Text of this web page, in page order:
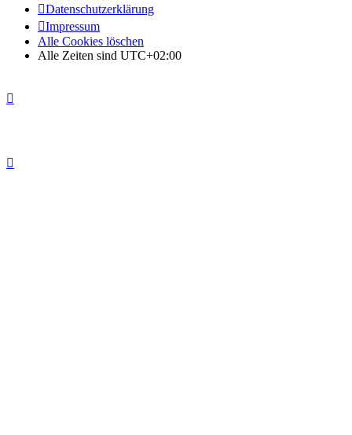
Datenschutzerklärung
Impressum
Alle Cookies löschen
Alle Zeiten sind UTC+02:00